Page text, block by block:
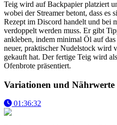
Teig wird auf Backpapier platziert
wobei der Streamer betont, dass es
Rezept im Discord handelt und bei
verdoppelt werden muss. Er gibt
ankleben, indem minimal Öl auf
neuer, praktischer Nudelstock wird
gekauft hat. Der fertige Teig wird
Ofenbrote präsentiert.
Variationen und Nährwerte
01:36:32